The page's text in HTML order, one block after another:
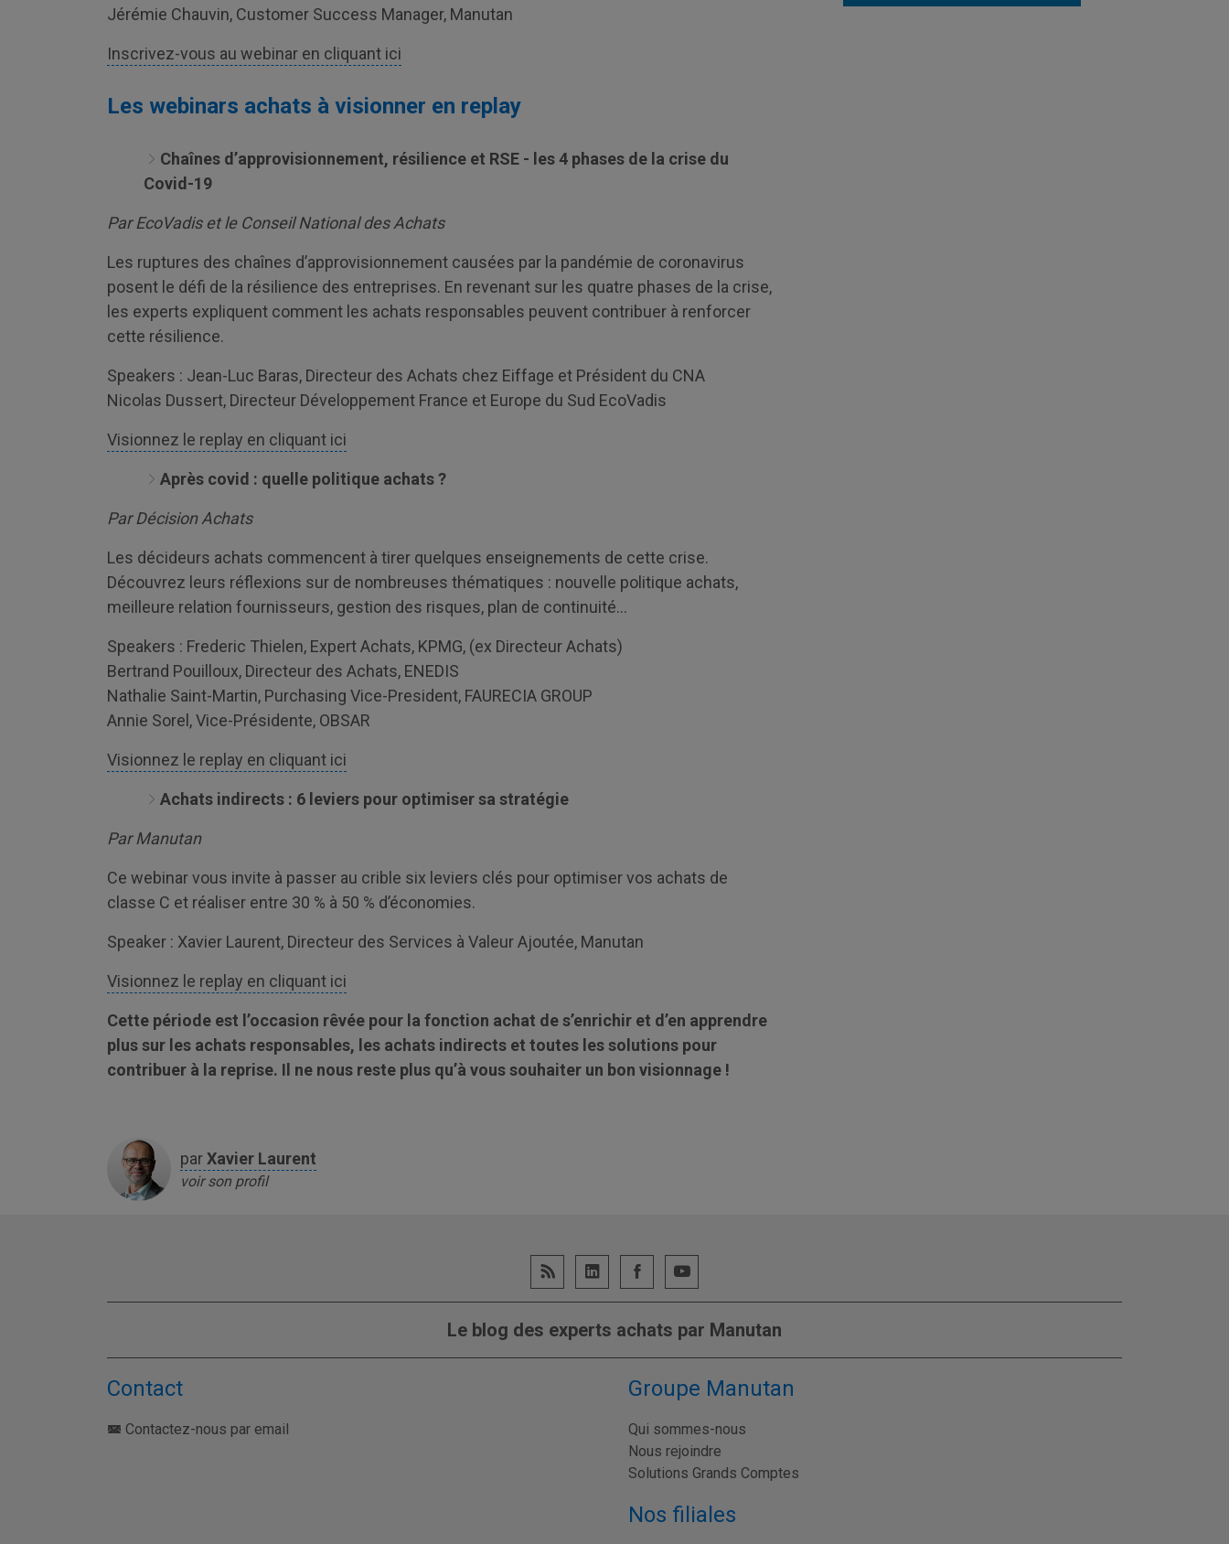
Jérémie Chauvin, Customer Success Manager, Manutan
Inscrivez-vous au webinar en cliquant ici
Les webinars achats à visionner en replay
Chaînes d’approvisionnement, résilience et RSE - les 4 phases de la crise du
Covid-19
Par EcoVadis et le Conseil National des Achats
Les ruptures des chaînes d’approvisionnement causées par la pandémie de coronavirus
posent le défi de la résilience des entreprises. En revenant sur les quatre phases de la crise,
les experts expliquent comment les achats responsables peuvent contribuer à renforcer
cette résilience.
Speakers : Jean-Luc Baras, Directeur des Achats chez Eiffage et Président du CNA
Nicolas Dussert, Directeur Développement France et Europe du Sud EcoVadis
Visionnez le replay en cliquant ici
Après covid : quelle politique achats ?
Par Décision Achats
Les décideurs achats commencent à tirer quelques enseignements de cette crise.
Découvrez leurs réflexions sur de nombreuses thématiques : nouvelle politique achats,
meilleure relation fournisseurs, gestion des risques, plan de continuité…
Speakers : Frederic Thielen, Expert Achats, KPMG, (ex Directeur Achats)
Bertrand Pouilloux, Directeur des Achats, ENEDIS
Nathalie Saint-Martin, Purchasing Vice-President, FAURECIA GROUP
Annie Sorel, Vice-Présidente, OBSAR
Visionnez le replay en cliquant ici
Achats indirects : 6 leviers pour optimiser sa stratégie
Par Manutan
Ce webinar vous invite à passer au crible six leviers clés pour optimiser vos achats de
classe C et réaliser entre 30 % à 50 % d’économies.
Speaker : Xavier Laurent, Directeur des Services à Valeur Ajoutée, Manutan
Visionnez le replay en cliquant ici
Cette période est l’occasion rêvée pour la fonction achat de s’enrichir et d’en apprendre
plus sur les achats responsables, les achats indirects et toutes les solutions pour
contribuer à la reprise. Il ne nous reste plus qu’à vous souhaiter un bon visionnage !
parXavier Laurent
voir son profil
Le blog des experts achats par Manutan
Contact
Contactez-nous par email
Groupe Manutan
Qui sommes-nous
Nous rejoindre
Solutions Grands Comptes
Nos filiales